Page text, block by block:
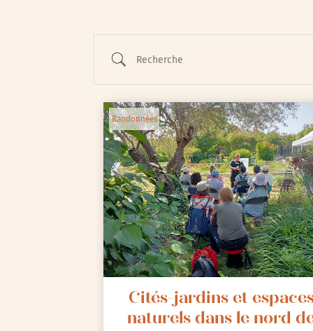
Randonnées
Cités-jardins et
naturels dans le nord